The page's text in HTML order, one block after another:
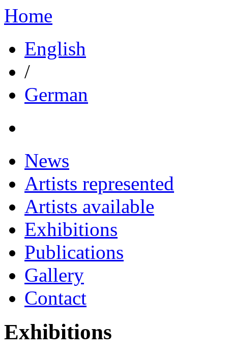
Home
English
/
German
News
Artists represented
Artists available
Exhibitions
Publications
Gallery
Contact
Exhibitions